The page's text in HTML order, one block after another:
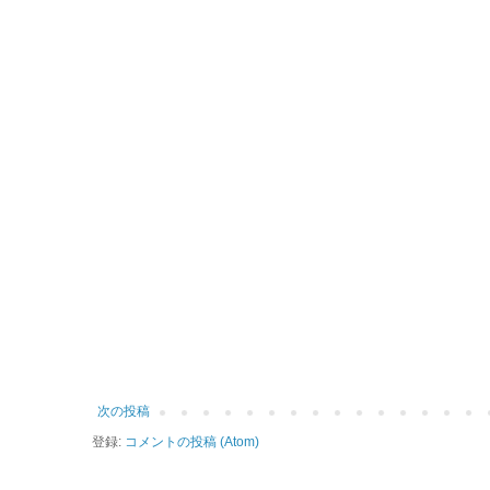
次の投稿
登録: コメントの投稿 (Atom)